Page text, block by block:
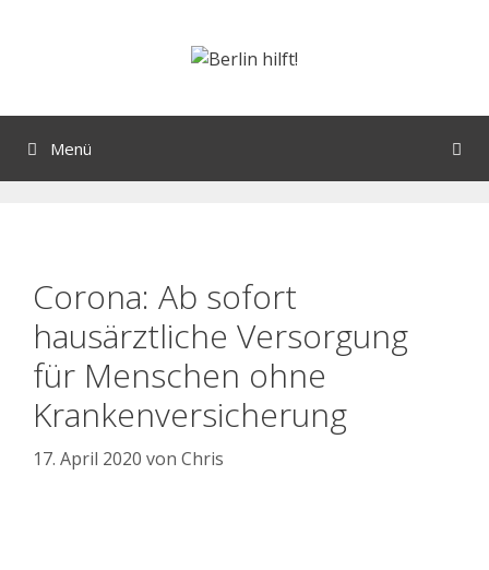
Menü
Corona: Ab sofort
hausärztliche Versorgung
für Menschen ohne
Krankenversicherung
17. April 2020 von Chris